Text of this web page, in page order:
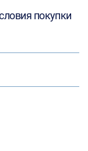
покупки